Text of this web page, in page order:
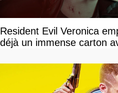
Resident Evil Veronica
déjà un immense carton